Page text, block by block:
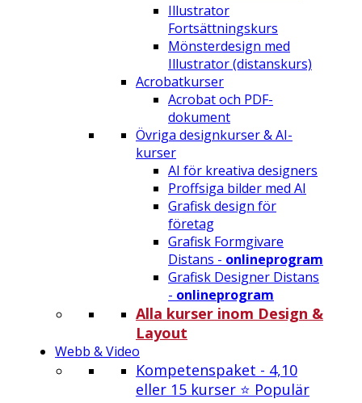
Illustrator
Fortsättningskurs
Mönsterdesign med
Illustrator (distanskurs)
Acrobatkurser
Acrobat och PDF-
dokument
Övriga designkurser & AI-
kurser
AI för kreativa designers
Proffsiga bilder med AI
Grafisk design för
företag
Grafisk Formgivare
Distans - onlineprogram
Grafisk Designer Distans
- onlineprogram
Alla kurser inom Design &
Layout
Webb & Video
Kompetenspaket - 4,10
eller 15 kurser ⭐ Populär